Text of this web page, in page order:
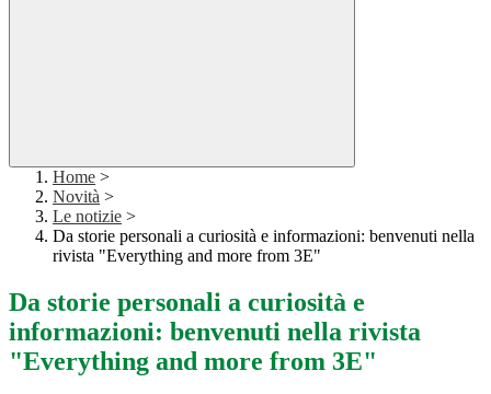
Home >
Novità >
Le notizie >
Da storie personali a curiosità e informazioni: benvenuti nella
rivista "Everything and more from 3E"
Da storie personali a curiosità e
informazioni: benvenuti nella rivista
"Everything and more from 3E"